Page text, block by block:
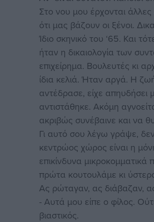
Στο νου μου έρχονται
ότι μας βάζουν οι ξένοι.
Ίδιο σκηνικό του ‘65. Και
ήταν η δικαιολογία των
επιχείρημα. Βουλευτές κι
ίδια κελιά. Ήταν αργά. Η
αντέδρασε, είχε
αντιστάθηκε. Ακόμη
ακριβώς συνέβαινε και να
Γι αυτό σου λέγω γράψε,
κεντρώος χώρος είναι η
επικίνδυνα μικροκομματικά
πρώτα κουτουλάμε κι
Ας ρώταγαν, ας διάβαζαν,
- Αυτά μου είπε ο φίλος.
βιαστικός.